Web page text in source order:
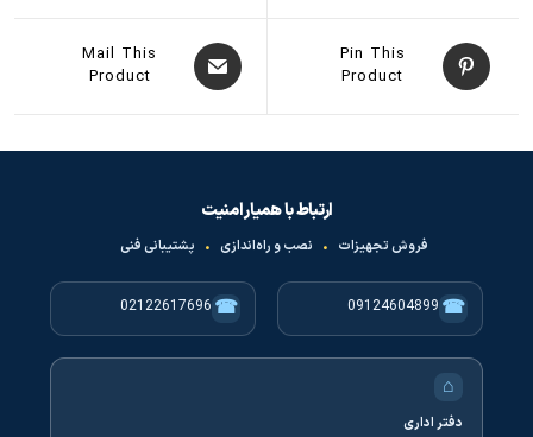
Pin This
Product
Mail This
Product
ارتباط با همیار امنیت
فروش تجهیزات • نصب و راه‌اندازی • پشتیبانی فنی
☎
09124604899
☎
02122617696
⌂
دفتر اداری